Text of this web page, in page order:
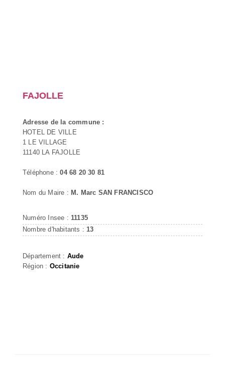
FAJOLLE
Adresse de la commune :
HOTEL DE VILLE
1 LE VILLAGE
11140 LA FAJOLLE
Téléphone :04 68 20 30 81
Nom du Maire : M. Marc SAN FRANCISCO
Numéro Insee : 11135
Nombre d'habitants : 13
Département : Aude
Région : Occitanie